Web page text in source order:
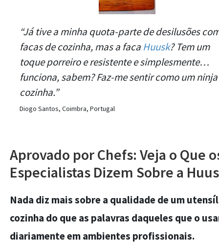
“Já tive a minha quota-parte de desilusões
facas de cozinha, mas a faca Huusk? Tem um
toque porreiro e resistente e simplesmente…
funciona, sabem? Faz-me sentir como um
cozinha.”
Diogo Santos, Coimbra, Portugal
Aprovado por Chefs: Veja o Que
Especialistas Dizem Sobre a
Nada diz mais sobre a qualidade de um
cozinha do que as palavras daqueles que o
diariamente em ambientes profissionais.